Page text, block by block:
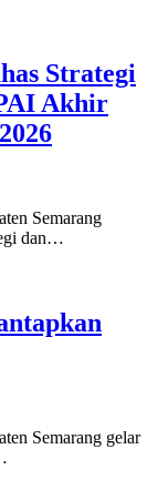
Strategi
Akhir
Semarang
dan…
Semarang gelar